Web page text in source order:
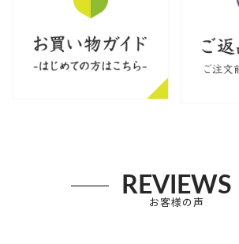
REVIEWS
お客様の声